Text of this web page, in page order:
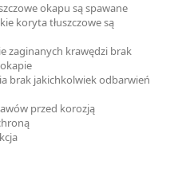
okapu są spawane
koryta tłuszczowe są
zaginanych krawędzi brak
brak jakichkolwiek odbarwień
przed korozją